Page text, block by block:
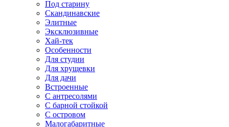
Под старину
Скандинавские
Элитные
Эксклюзивные
Хай-тек
Особенности
Для студии
Для хрущевки
Для дачи
Встроенные
С антресолями
С барной стойкой
С островом
Малогабаритные